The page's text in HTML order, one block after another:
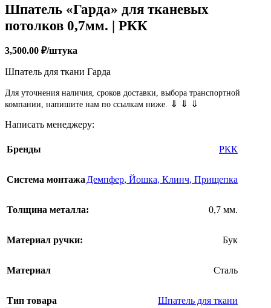
Шпатель «Гарда» для тканевых
потолков 0,7мм. | РКК
3,500.00 ₽/штука
Шпатель для ткани Гарда
Для уточнения наличия, сроков доставки, выбора транспортной
компании, напишите нам по ссылкам ниже. ⇓ ⇓ ⇓
Написать менеджеру:
Бренды РКК
Система монтажа Демпфер, Йошка, Клинч, Прищепка
Толщина металла: 0,7 мм.
Материал ручки: Бук
Материал Сталь
Тип товара
Шпатель для ткани